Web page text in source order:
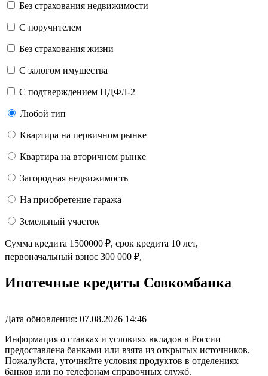
Без страхования недвижимости
C поручителем
Без страхования жизни
С залогом имущества
С подтверждением НДФЛ-2
Любой тип
Квартира на первичном рынке
Квартира на вторичном рынке
Загородная недвижимость
На приобретение гаража
Земельный участок
Сумма кредита 1500000 ₽, срок кредита 10 лет,
первоначальный взнос 300 000 ₽,
Ипотечные кредиты Совкомбанка
Дата обновления: 07.08.2026 14:46
Информация о ставках и условиях вкладов в России
предоставлена банками или взята из открытых источников.
Пожалуйста, уточняйте условия продуктов в отделениях
банков или по телефонам справочных служб.